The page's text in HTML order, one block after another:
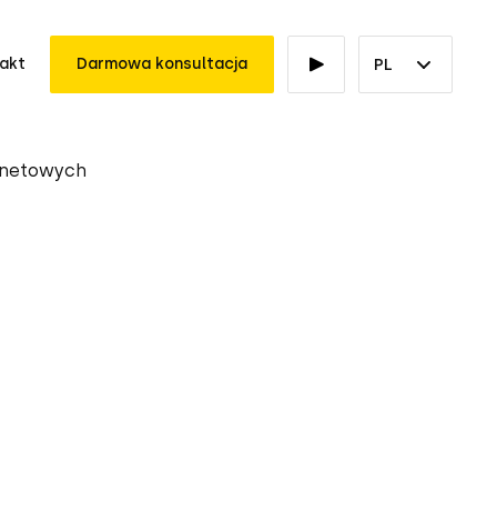
Darmowa konsultacja PL